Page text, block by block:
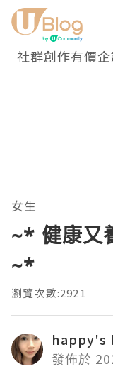
社群創作有價
女生
~* 健康又
~*
瀏覽次數:2921
happy's
發佈於